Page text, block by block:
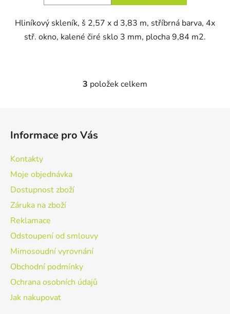
Hliníkový skleník, š 2,57 x d 3,83 m, stříbrná barva, 4x
stř. okno, kalené čiré sklo 3 mm, plocha 9,84 m2.
O
3 položek celkem
Informace pro Vás
Kontakty
Moje objednávka
Dostupnost zboží
Záruka na zboží
Reklamace
Odstoupení od smlouvy
Mimosoudní vyrovnání
Obchodní podmínky
Ochrana osobních údajů
Jak nakupovat